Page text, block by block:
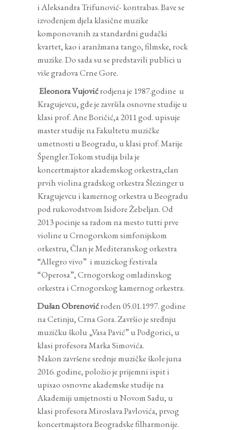
i Aleksandra Trifunović- kontrabas. Bave se
izvođenjem djela klasične muzike
komponovanih za standardni gudački
kvartet, kao i aranžmana tango, filmske, rock
muzike. Do sada su se predstavili publici u
više gradova Crne Gore.
Eleonora Vujovićrodjena je 1987.godine u
Kragujevcu, gde je završila osnovne studije u
klasi prof. Ane Boričić,a 2011 god. upisuje
master studije na Fakultetu muzičke
umetnosti u Beogradu, u klasi prof. Marije
Špengler.Tokom studija bila je
koncertmajstor akademskog orkestra,clan
prvih violina gradskog orkestra Šlezinger u
Kragujevcu i kamernog orkestra u Beogradu
pod rukovodstvom Isidore Žebeljan. Od
2013 pocinje sa radom na mesto tutti prve
violine u Crnogorskom simfonijskom
orkestru, Član je Mediteranskog orkestra
“Allegro vivo” i muzickog festivala
“Operosa”, Crnogorskog omladinskog
orkestra i Crnogorskog kamernog orkestra.
Dušan Obrenovićrođen 05.01.1997. godine
na Cetinju, Crna Gora. Završio je srednju
muzičku školu „Vasa Pavić” u Podgorici, u
klasi profesora Marka Simovića.
Nakon završene srednje muzičke škole juna
2016. godine, položio je prijemni ispit i
upisao osnovne akademske studije na
Akademiji umjetnosti u Novom Sadu, u
klasi profesora Miroslava Pavlovića, prvog
koncertmajstora Beogradske filharmonije.